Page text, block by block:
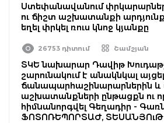
Ստեփանավանում
ու ճիշտ աշխատանքի
եղել փրկել ռուս կնոջ կյանքը
26753 դիտում Շամշյան
ՏԿԵ նախարար Դավիթ
շարունակում է անակնկալ
ճանապարհաշինարարներին և
աշխատանքների ընթացքն ու
հիմնանորգվել Գեղադիր -
ՖՈՏՈՌԵՊՈՐՏԱԺ, ՏԵՍԱՆՅՈւԹ